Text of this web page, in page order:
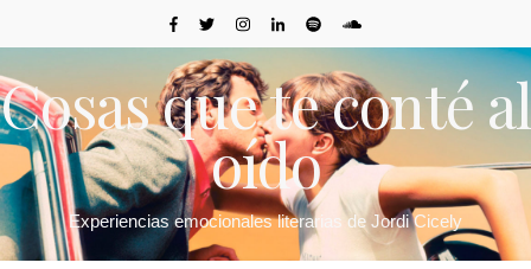
Cosas que te conté al
oído
Experiencias emocionales literarias de Jordi Cicely